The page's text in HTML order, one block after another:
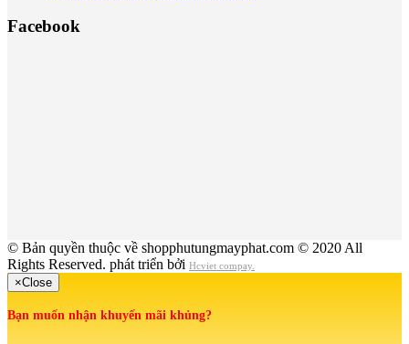
Facebook
© Bản quyền thuộc về shopphutungmayphat.com © 2020 All
Rights Reserved. phát triển bởi Hcviet compay.
×Close
Bạn muốn nhận khuyến mãi khủng?